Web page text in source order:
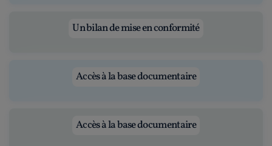
Un bilan de mise en conformité
Accès à la base documentaire
Accès à la base documentaire